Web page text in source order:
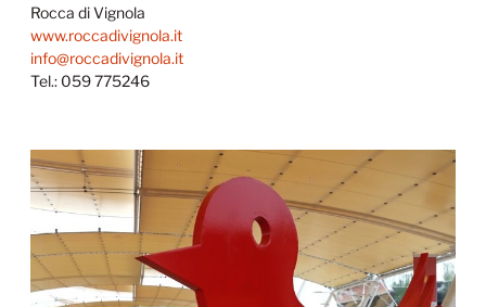
Rocca di Vignola
www.roccadivignola.it
info@roccadivignola.it
Tel.: 059 775246